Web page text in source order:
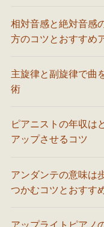
相対音感と絶対音感
方のコツとおすすめ
主旋律と副旋律で曲
術
ピアニストの年収は
アップさせるコツ
アンダンテの意味は
つかむコツとおすす
アップライトピアノ